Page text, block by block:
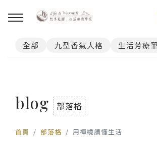
回主選單
禪繞遊台灣
全部 九型香氣人格 生活芳療
blog 部落格
首頁 部落格 用禪繞讀懂生活